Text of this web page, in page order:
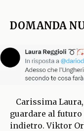
DOMANDA
Carissima
guardare al
indietro. Viktor